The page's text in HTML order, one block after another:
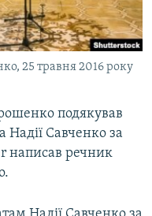
25 травня 2016 року
подякував
Надії Савченко за
написав речник